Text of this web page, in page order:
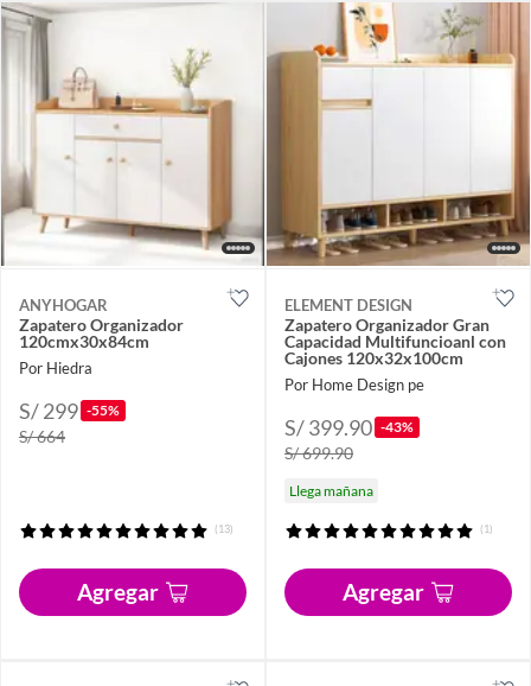
ANYHOGAR
Zapatero Organizador
120cmx30x84cm
Por Hiedra
S/ 299 -55%
S/ 664
(13)
Agregar
ELEMENT DESIGN
Zapatero Organizador Gran
Capacidad Multifuncioanl con
Cajones 120x32x100cm
Por Home Design pe
S/ 399.90 -43%
S/ 699.90
Llega mañana
(1)
Agregar